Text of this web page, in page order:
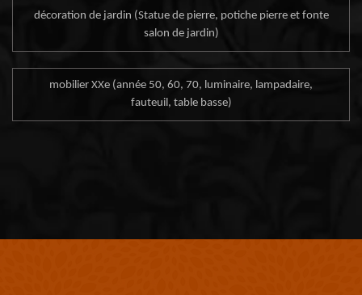
décoration de jardin (Statue de pierre, potiche pierre et fonte
salon de jardin)
mobilier XXe (année 50, 60, 70, luminaire, lampadaire,
fauteuil, table basse)